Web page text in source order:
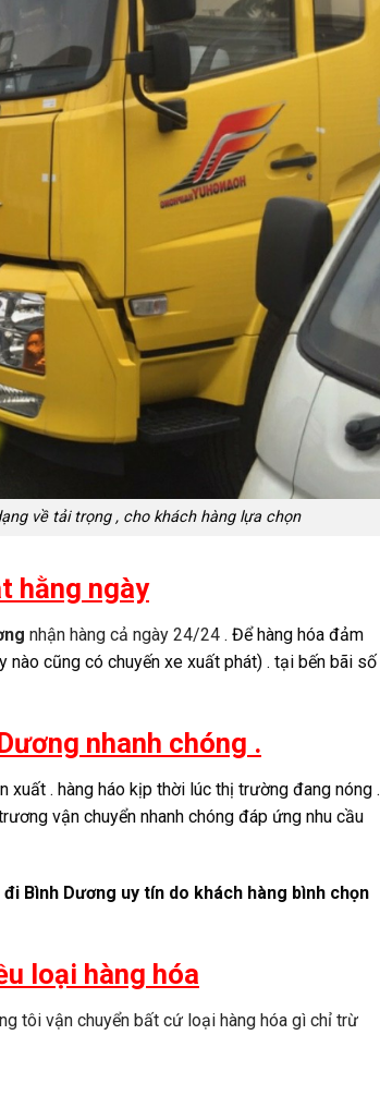
về tải trọng , cho khách hàng lựa chọn
hằng ngày
nhận hàng cả ngày 24/24 . Để hàng hóa đảm
cũng có chuyến xe xuất phát) . tại bến bãi số
nhanh chóng .
xuất . hàng háo kịp thời lúc thị trường đang nóng .
vận chuyển nhanh chóng đáp ứng nhu cầu
Bình Dương uy tín do khách hàng bình chọn
loại hàng hóa
tôi vận chuyển bất cứ loại hàng hóa gì chỉ trừ